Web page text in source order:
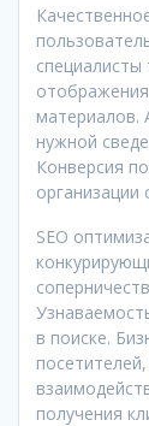
специалисты
материалов.
нужной
Конверсия
организации
SEO
в поиске.
получения